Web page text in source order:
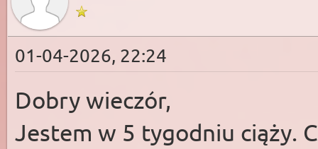
01-04-2026, 22:24
Dobry wieczór,
Jestem w 5 tygodniu ciąży.